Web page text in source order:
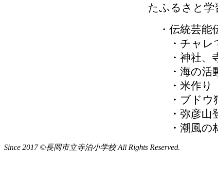
たふるさと学
・伝統芸能
・チャレ
・神社、寺
・海の活
・米作り
・ブドウ
・弥彦山
・潮風の
Since 2017 ©長岡市立寺泊小学校 All Rights Reserved.